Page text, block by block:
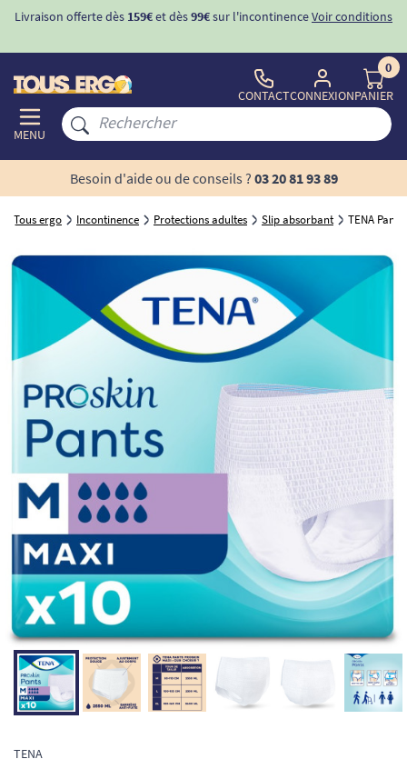
conditions -10% avec le code "BIENVENUE" pourla 1ère commande
MENU
CONTACTCONNEXION
0
PANIER
Besoin d'aide ou de conseils ? 03 20 81 93 89
Tous ergo Incontinence Protections adultes Slip absorbant TENA
TENA